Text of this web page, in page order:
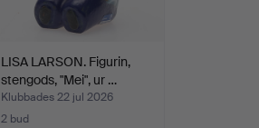
LISA LARSON. Figurin,
stengods, "Mei", ur …
Klubbades 22 jul 2026
2 bud